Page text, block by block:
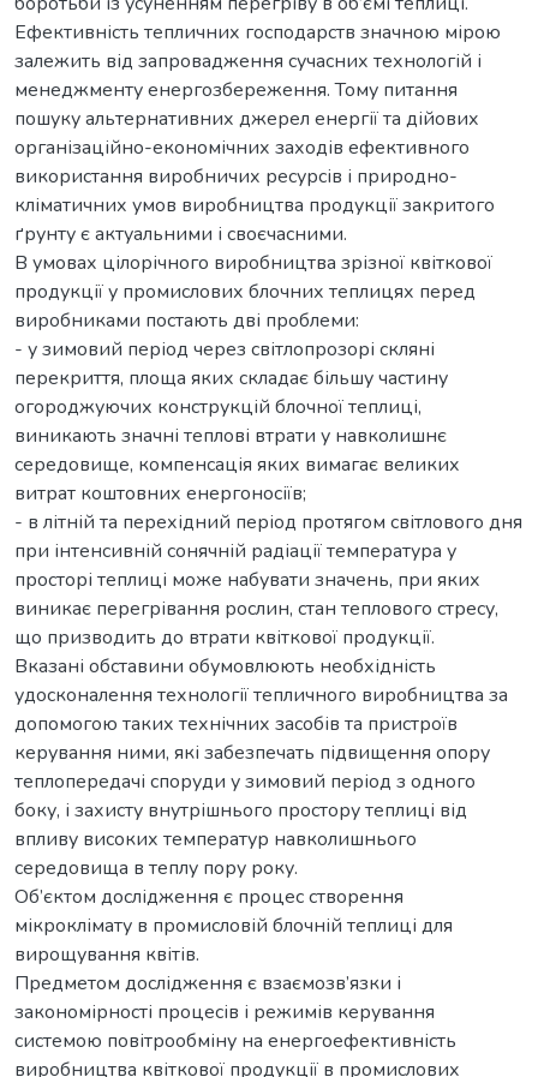
Ефективність тепличних господарств значною мірою
залежить від запровадження сучасних технологій і
менеджменту енергозбереження. Тому питання
пошуку альтернативних джерел енергії та дійових
організаційно-економічних заходів ефективного
використання виробничих ресурсів і природно-
кліматичних умов виробництва продукції закритого
ґрунту є актуальними і своєчасними.
В умовах цілорічного виробництва зрізної квіткової
продукції у промислових блочних теплицях перед
виробниками постають дві проблеми:
- у зимовий період через світлопрозорі скляні
перекриття, площа яких складає більшу частину
огороджуючих конструкцій блочної теплиці,
виникають значні теплові втрати у навколишнє
середовище, компенсація яких вимагає великих
витрат коштовних енергоносіїв;
- в літній та перехідний період протягом світлового дня
при інтенсивній сонячній радіації температура у
просторі теплиці може набувати значень, при яких
виникає перегрівання рослин, стан теплового стресу,
що призводить до втрати квіткової продукції.
Вказані обставини обумовлюють необхідність
удосконалення технології тепличного виробництва за
допомогою таких технічних засобів та пристроїв
керування ними, які забезпечать підвищення опору
теплопередачі споруди у зимовий період з одного
боку, і захисту внутрішнього простору теплиці від
впливу високих температур навколишнього
середовища в теплу пору року.
Об’єктом дослідження є процес створення
мікроклімату в промисловій блочній теплиці для
вирощування квітів.
Предметом дослідження є взаємозв’язки і
закономірності процесів і режимів керування
системою повітрообміну на енергоефективність
виробництва квіткової продукції в промислових